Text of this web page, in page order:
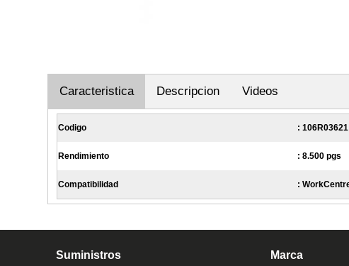
Caracteristica Descripcion Videos
Codigo : 106R03621
Rendimiento : 8.500 pgs
Compatibilidad :
Suministros Marca